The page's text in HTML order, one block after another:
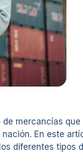
mercancías
En este
diferentes tipos